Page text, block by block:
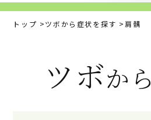
トップ ツボから症状を探す 肩髃
ツボから